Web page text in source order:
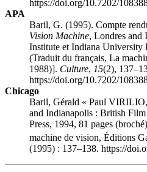
https://doi.org/10.7202/
APA
Baril, G. (1995). Compte
Vision Machine, Londres and
Institute et Indiana University
(Traduit du français, La
1988)]. Culture, 15(2),
https://doi.org/10.7202/
Chicago
Baril, Gérald « Paul VIRILIO,
and Indianapolis : British
Press, 1994, 81 pages
machine de vision, Éditions
(1995) : 137–138. https://